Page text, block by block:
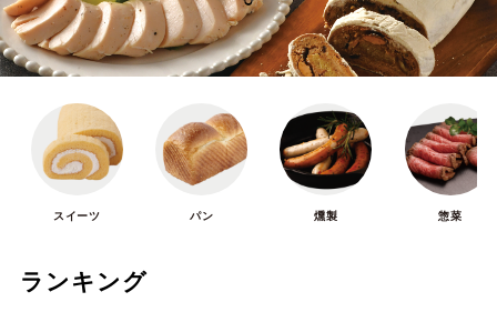
スイーツ パン 燻製 惣菜
ランキング